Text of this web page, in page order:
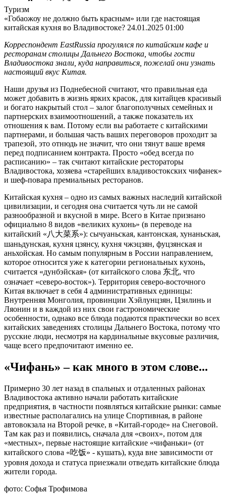
Туризм
«Гобаожоу не должно быть красным» или где настоящая
китайская кухня во Владивостоке? 24.01.2025 01:00
Корреспондент EastRussia прогулялся по китайским кафе и
ресторанам столицы Дальнего Востока, чтобы гости
Владивостока знали, куда направиться, пожелай они узнать
настоящий вкус Китая.
Наши друзья из Поднебесной считают, что правильная еда
может добавить в жизнь ярких красок, для китайцев красивый
и богато накрытый стол – залог благополучных семейных и
партнерских взаимоотношений, а также показатель их
отношения к вам. Потому если вы работаете с китайскими
партнерами, и большая часть ваших переговоров проходит за
трапезой, это отнюдь не значит, что они тянут ваше время
перед подписанием контракта. Просто «обед всегда по
расписанию» – так считают китайские рестораторы
Владивостока, хозяева «старейших владивостокских чифанек»
и шеф-повара премиальных ресторанов.
Китайская кухня – одно из самых важных наследий китайской
цивилизации, и сегодня она считается чуть ли не самой
разнообразной и вкусной в мире. Всего в Китае признано
официально 8 видов «великих кухонь» (в переводе на
китайский «八大菜系»): сычуаньская, кантонская, хунаньская,
шаньдунская, кухня цзянсу, кухня чжэцзян, фуцзянская и
аньхойская. Но самым популярным в России направлением,
которое относится уже к категории региональных кухонь,
считается «дунбэйская» (от китайского слова 东北, что
означает «северо-восток»). Территория северо-восточного
Китая включает в себя 4 административных единицы:
Внутренняя Монголия, провинции Хэйлунцзян, Цзилинь и
Ляонин и в каждой из них свои гастрономические
особенности, однако все блюда подаются практически во всех
китайских заведениях столицы Дальнего Востока, потому что
русские люди, несмотря на кардинальные вкусовые различия,
чаще всего предпочитают именно ее.
«Чифань» – как много в этом слове...
Примерно 30 лет назад в спальных и отдаленных районах
Владивостока активно начали работать китайские
предприятия, в частности появляться китайские рынки: самые
известные располагались на улице Спортивная, в районе
автовокзала на Второй речке, в «Китай-городе» на Снеговой.
Там как раз и появились, сначала для «своих», потом для
«местных», первые настоящие китайские «чифаньки» (от
китайского слова «吃饭» - кушать), куда вне зависимости от
уровня дохода и статуса приезжали отведать китайские блюда
жители города.
фото: Софья Трофимова